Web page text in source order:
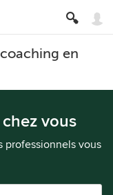
en
vous
professionnels vous